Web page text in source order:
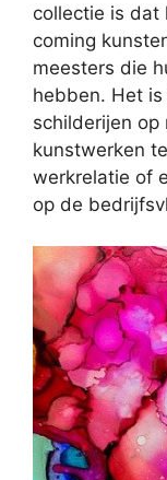
collectie is dat
coming
meesters die
hebben. Het
schilderijen op
kunstwerken
werkrelatie of
op de